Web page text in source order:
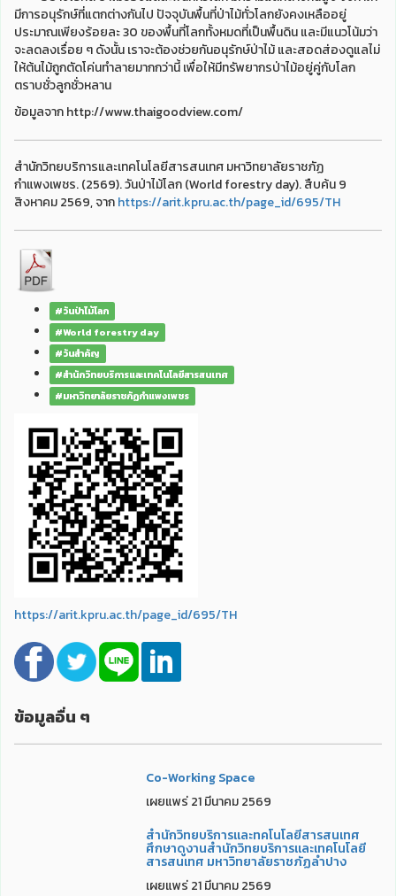
มีการอนุรักษ์ที่แตกต่างกันไป ปัจจุบันพื้นที่ป่าไม้ทั่วโลกยังคงเหลืออยู่
ประมาณเพียงร้อยละ 30 ของพื้นที่โลกทั้งหมดที่เป็นพื้นดิน และมีแนวโน้มว่า
จะลดลงเรื่อย ๆ ดังนั้น เราจะต้องช่วยกันอนุรักษ์ป่าไม้ และสอดส่องดูแลไม่
ให้ต้นไม้ถูกตัดโค่นทำลายมากกว่านี้ เพื่อให้มีทรัพยากรป่าไม้อยู่คู่กับโลก
ตราบชั่วลูกชั่วหลาน
ข้อมูลจาก http://www.thaigoodview.com/
สำนักวิทยบริการและเทคโนโลยีสารสนเทศ มหาวิทยาลัยราชภัฏ
กำแพงเพชร. (2569). วันป่าไม้โลก (World forestry day). สืบค้น 9
สิงหาคม 2569, จากhttps://arit.kpru.ac.th/page_id/695/TH
#วันป่าไม้โลก
#World forestry day
#วันสำคัญ
#สำนักวิทยบริการและเทคโนโลยีสารสนเทศ
#มหาวิทยาลัยราชภัฏกำแพงเพชร
https://arit.kpru.ac.th/page_id/695/TH
ข้อมูลอื่น ๆ
Co-Working Space
เผยแพร่ 21 มีนาคม 2569
สำนักวิทยบริการและทคโนโลยีสารสนเทศ
ศึกษาดูงานสำนักวิทยบริการและเทคโนโลยี
สารสนเทศ มหาวิทยาลัยราชภัฏลำปาง
เผยแพร่ 21 มีนาคม 2569